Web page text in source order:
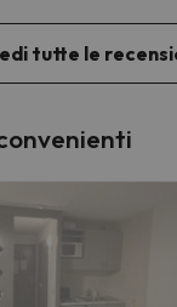
tutte le